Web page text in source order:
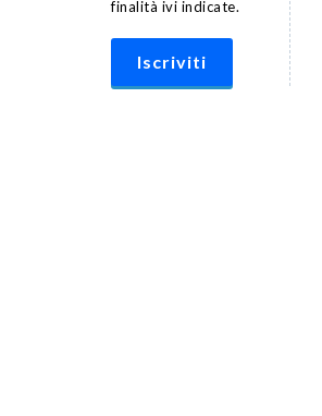
finalità ivi indicate.